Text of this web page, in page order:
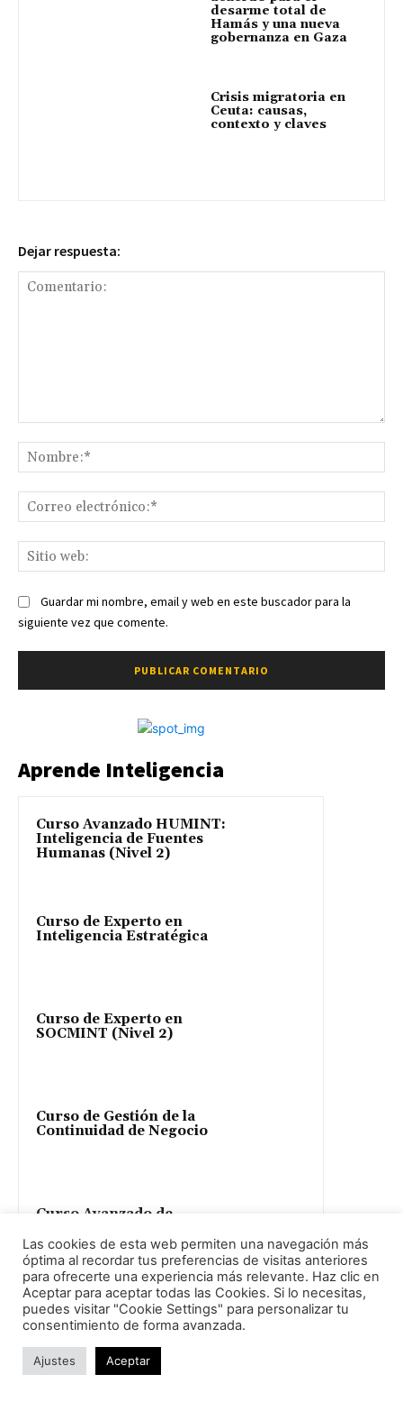
desarme total de
Hamás y una nueva
gobernanza en Gaza
Crisis migratoria en
Ceuta: causas,
contexto y claves
Dejar respuesta:
Guardar mi nombre, email y web en este buscador para la
siguiente vez que comente.
Aprende Inteligencia
Curso Avanzado HUMINT:
Inteligencia de Fuentes
Humanas (Nivel 2)
Curso de Experto en
Inteligencia Estratégica
Curso de Experto en
SOCMINT (Nivel 2)
Curso de Gestión de la
Continuidad de Negocio
Curso Avanzado de
Estratégico (Nivel 2)
Curso de Introducción a
la Inteligencia
Las cookies de esta web permiten una navegación más
óptima al recordar tus preferencias de visitas anteriores
para ofrecerte una experiencia más relevante. Haz clic en
Aceptar para aceptar todas las Cookies. Si lo necesitas,
puedes visitar "Cookie Settings" para personalizar tu
consentimiento de forma avanzada.
Ajustes Aceptar